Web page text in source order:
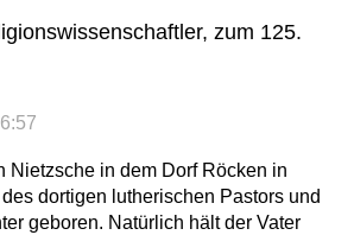
zum 125.
Nietzsche in dem Dorf Röcken in
dortigen lutherischen Pastors und
geboren. Natürlich hält der Vater